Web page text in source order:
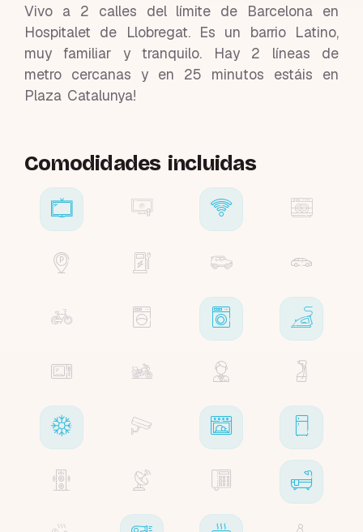
Vivo a 2 calles del límite de Barcelona en
Hospitalet de Llobregat. Es un barrio Latino,
muy familiar y tranquilo. Hay 2 líneas de
metro cercanas y en 25 minutos estáis en
Plaza Catalunya!
Comodidades incluidas